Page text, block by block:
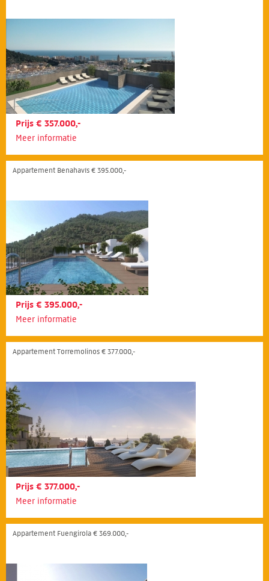
Prijs € 357.000,-
Meer informatie
Appartement Benahavís € 395.000,-
Prijs € 395.000,-
Meer informatie
Appartement Torremolinos € 377.000,-
Prijs € 377.000,-
Meer informatie
Appartement Fuengirola € 369.000,-